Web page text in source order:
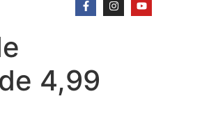
4,99